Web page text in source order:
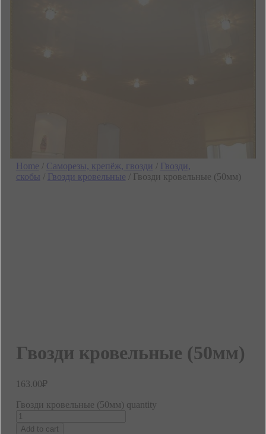
Home / Саморезы, крепёж, гвозди / Гвозди,
скобы / Гвозди кровельные / Гвозди кровельные (50мм)
Гвозди кровельные (50мм)
163.00₽
Гвозди кровельные (50мм) quantity
Add to cart